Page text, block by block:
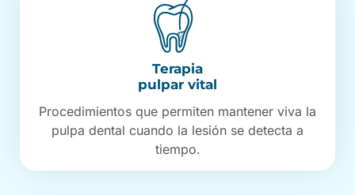
Terapia
pulpar vital
Procedimientos que permiten mantener viva la
pulpa dental cuando la lesión se detecta a
tiempo.